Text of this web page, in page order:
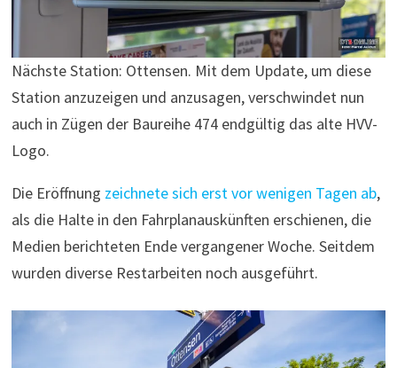
Nächste Station: Ottensen. Mit dem Update, um diese
Station anzuzeigen und anzusagen, verschwindet nun
auch in Zügen der Baureihe 474 endgültig das alte HVV-
Logo.
Die Eröffnung zeichnete sich erst vor wenigen Tagen ab,
als die Halte in den Fahrplanauskünften erschienen, die
Medien berichteten Ende vergangener Woche. Seitdem
wurden diverse Restarbeiten noch ausgeführt.